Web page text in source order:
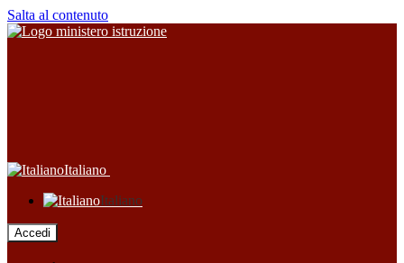
Salta al contenuto
Italiano
Italiano
Accedi